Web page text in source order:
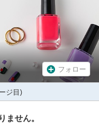
フォロー
ジ目)
せん。